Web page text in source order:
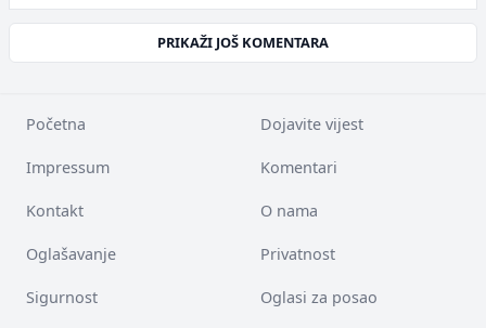
PRIKAŽI JOŠ KOMENTARA
Početna Dojavite vijest
Impressum Komentari
Kontakt O nama
Oglašavanje Privatnost
Sigurnost Oglasi za posao